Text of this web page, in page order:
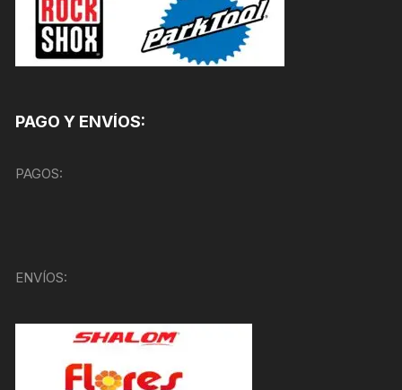
PAGO Y ENVÍOS:
PAGOS:
ENVÍOS: